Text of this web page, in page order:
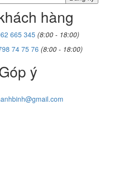
hàng
665 345 (8:00 - 18:00)
74 75 76 (8:00 - 18:00)
ý